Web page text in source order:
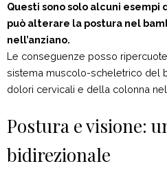
Questi sono solo alcuni esempi
può alterare la postura nel
nell’anziano.
Le conseguenze posso
sistema muscolo-scheletrico del
dolori cervicali e della colonna
Postura e visione:
bidirezionale